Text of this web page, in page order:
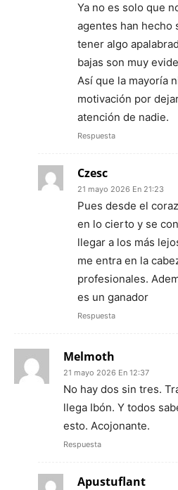
Ya no es solo que
agentes han hecho
tener algo
bajas son muy
Así que la mayoría
motivación por
atención de nadie.
Respuesta
Czesc
21 mayo 2026 En 21:23
Pues desde el
en lo cierto y se
llegar a los más
me entra en la
profesionales.
es un ganador
Respuesta
Melmoth
21 mayo 2026 En 12:37
No hay dos sin tres.
llega Ibón. Y todos
esto. Acojonante.
Respuesta
Apustuflant